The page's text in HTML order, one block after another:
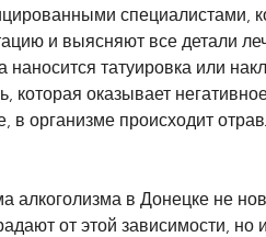
специалистами,
и выясняют все детали
наносится татуировка или
которая оказывает
в организме происходит
алкоголизма в Донецке не
от этой зависимости, но